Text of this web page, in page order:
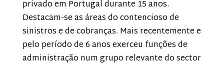
privado em Portugal durante 15 anos.
Destacam-se as áreas do contencioso de
sinistros e de cobranças. Mais recentemente e
pelo período de 6 anos exerceu funções de
administração num grupo relevante do sector